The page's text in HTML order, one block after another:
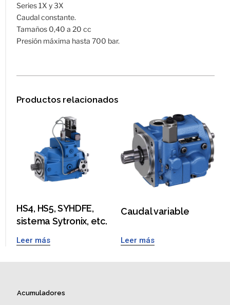
Series 1X y 3X
Caudal constante.
Tamaños 0,40 a 20 cc
Presión máxima hasta 700 bar.
Productos relacionados
HS4, HS5, SYHDFE,
sistema Sytronix, etc.
Leer más
Caudal variable
Leer más
Acumuladores